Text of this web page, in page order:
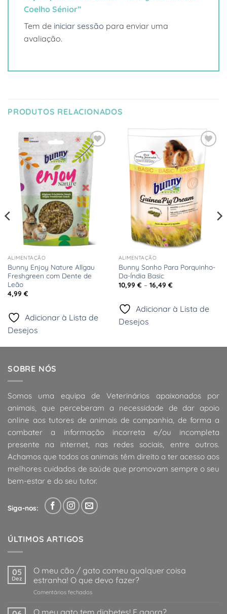
Coelho Sénior”
Tem de iniciar sessão para enviar uma
avaliação.
PRODUTOS RELACIONADOS
Adicionar
à Lista
Desejos
ALIMENTAÇÃO
Bunny Enjoy Nature Allgau
Freshgreen com Dente de
Leão
4,99 €
Adicionar à Lista de
Desejos
Adicionar
à Lista
de
Desejos
ALIMENTAÇÃO
Bunny Sonho Para Porquinho-
Da-Índia Basic
10,99 € – 16,49 €Price
16,49 €
Adicionar à Lista de
Desejos
SOBRE NÓS
Somos uma equipa de Veterinários apaixonados por
animais, que perceberam a necessidade de dar apoio
online aos tutores de animais de companhia, de forma a
combater a informação incorreta e/ou incompleta
presente na internet, nas redes sociais, entre outros.
Achamos que todos os animais têm direito a ter acesso aos
melhores cuidados de saúde que promovam sempre o seu
bem-estar e do seu tutor.
Siga-nos:
ÚLTIMOS ARTIGOS
05
Dez
O meu cão / gato comeu qualquer coisa
estranha! O que devo fazer?
Comentários fechadosem
meu
O meu gato tem diabetes! E agora?